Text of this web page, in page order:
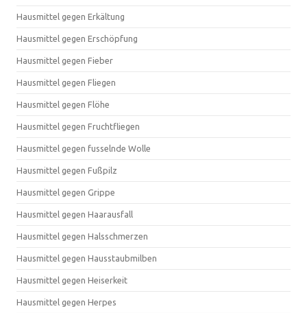
Hausmittel gegen Erkältung
Hausmittel gegen Erschöpfung
Hausmittel gegen Fieber
Hausmittel gegen Fliegen
Hausmittel gegen Flöhe
Hausmittel gegen Fruchtfliegen
Hausmittel gegen fusselnde Wolle
Hausmittel gegen Fußpilz
Hausmittel gegen Grippe
Hausmittel gegen Haarausfall
Hausmittel gegen Halsschmerzen
Hausmittel gegen Hausstaubmilben
Hausmittel gegen Heiserkeit
Hausmittel gegen Herpes